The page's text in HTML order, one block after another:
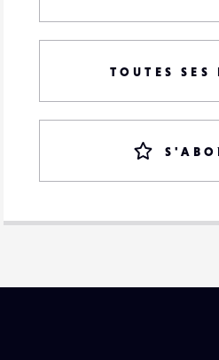
TOUTES SES